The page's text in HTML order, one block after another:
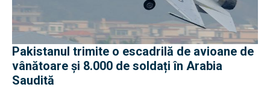
Pakistanul trimite o escadrilă de avioane de
vânătoare și 8.000 de soldați în Arabia
Saudită